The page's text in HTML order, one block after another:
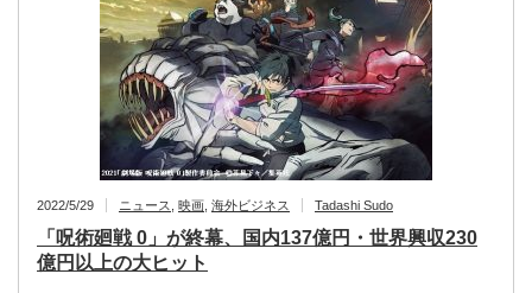
2022/5/29 ニュース 映画 海外ビジネス Tadashi Sudo
「呪術廻戦 0」が終幕、国内137億円・世界興収230
億円以上の大ヒット